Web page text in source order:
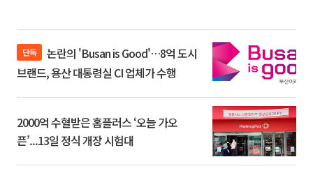
단독
브랜드, 용산 대통령실 CI 업체가 수행
2000억 수혈받은 홈플러스 ‘오늘 가오
픈’...13일 정식 개장 시험대